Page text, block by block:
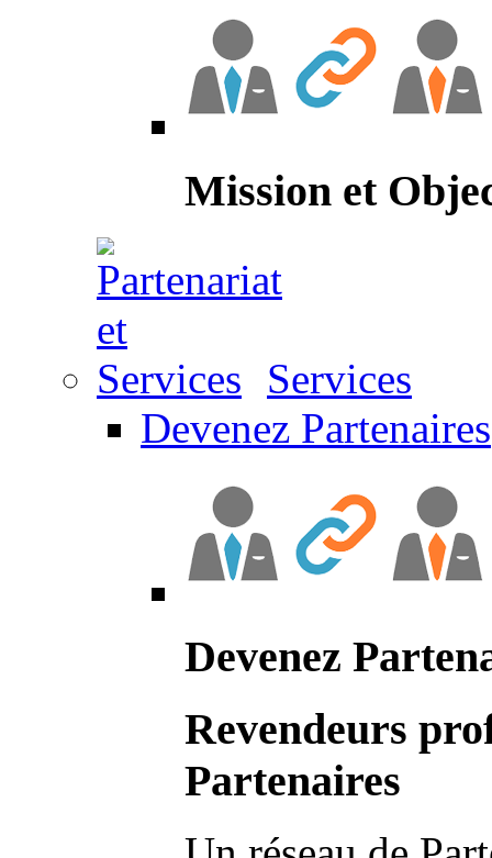
Mission et
Services
Devenez Partenaires
Devenez
Revendeurs
Partenaires